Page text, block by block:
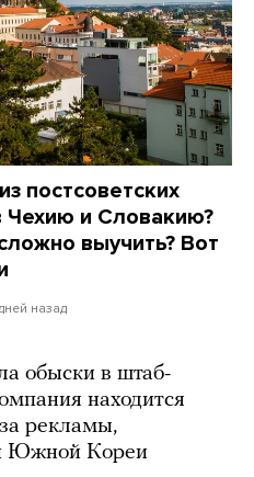
постсоветских
Чехию и Словакию?
выучить? Вот
назад
обыски в штаб-
находится
рекламы,
Южной Кореи